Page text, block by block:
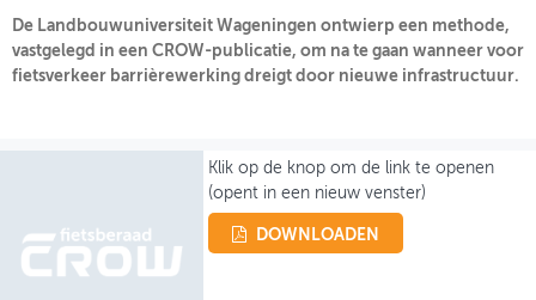
ADRESSENBOEK
OVER FIETSBERAAD
GEBRUIKER
De Landbouwuniversiteit Wageningen ontwierp een methode,
vastgelegd in een CROW-publicatie, om na te gaan wanneer voor
fietsverkeer barrièrewerking dreigt door nieuwe infrastructuur.
Klik op de knop om de link te openen
(opent in een nieuw venster)
DOWNLOADEN